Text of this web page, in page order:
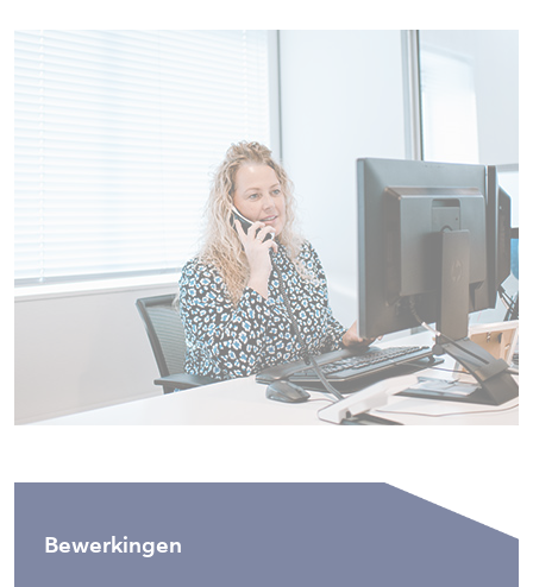
Bewerkingen